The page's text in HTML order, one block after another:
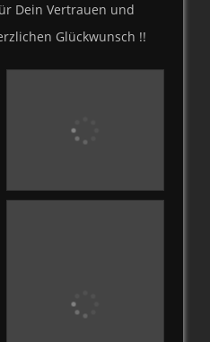
Dein Vertrauen und
Glückwunsch !!